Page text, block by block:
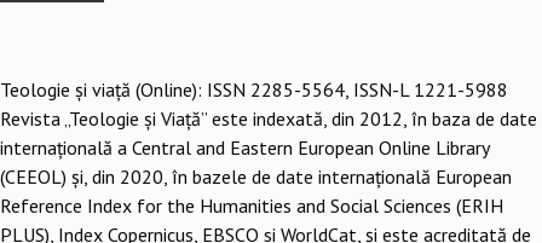
Teologie şi viaţă (Online): ISSN 2285-5564, ISSN-L 1221-5988
Revista „Teologie și Viață” este indexată, din 2012, în baza de date
internațională a Central and Eastern European Online Library
(CEEOL) și, din 2020, în bazele de date internațională European
Reference Index for the Humanities and Social Sciences (ERIH
PLUS), Index Copernicus, EBSCO si WorldCat, și este acreditată de